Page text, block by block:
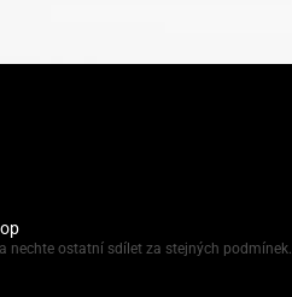
nechte ostatní sdílet za stejných podmínek.